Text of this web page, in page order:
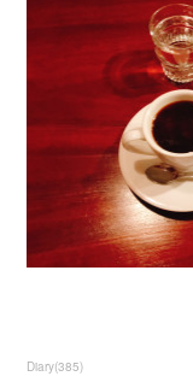
Diary(385)